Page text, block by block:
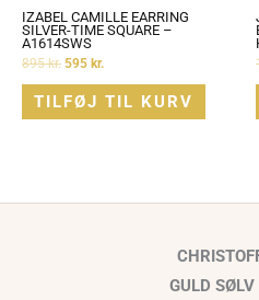
IZABEL CAMILLE EARRING
SILVER-TIME SQUARE –
A1614SWS
895kr. 595 kr.
TILFØJ TIL KURV
GULD